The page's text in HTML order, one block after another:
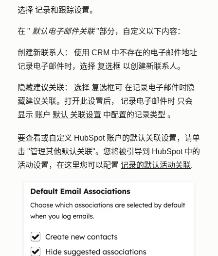
选择 记录和跟踪设置。
在 " 默认电子邮件关联"部分，自定义以下内容：
创建新联系人： 使用 CRM 中不存在的电子邮件地址
记录电子邮件时， 选择 复选框 以创建新联系人。
隐藏建议关联： 选择 复选框可 在记录电子邮件时隐
藏建议关联。打开此设置后， 记录电子邮件时 只会
显示 账户 默认 关联设置 中配置的记录类型 。
要查看或自定义 HubSpot 账户的默认关联设置，请单
击 "管理其他默认关联"。您将被引导到 HubSpot 中的
活动设置，在这里您可以配置 记录的默认活动关联.